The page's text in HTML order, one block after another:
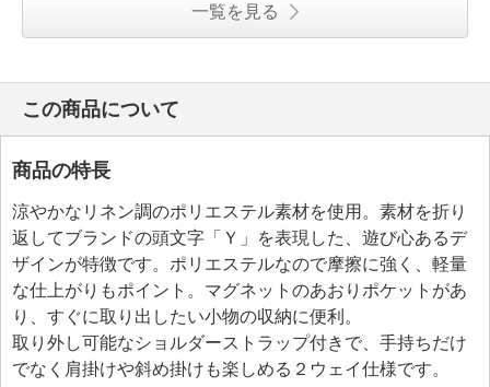
一覧を見る
この商品について
商品の特長
涼やかなリネン調のポリエステル素材を使用。素材を折り
返してブランドの頭文字「Ｙ」を表現した、遊び心あるデ
ザインが特徴です。ポリエステルなので摩擦に強く、軽量
な仕上がりもポイント。マグネットのあおりポケットがあ
り、すぐに取り出したい小物の収納に便利。
取り外し可能なショルダーストラップ付きで、手持ちだけ
でなく肩掛けや斜め掛けも楽しめる２ウェイ仕様です。